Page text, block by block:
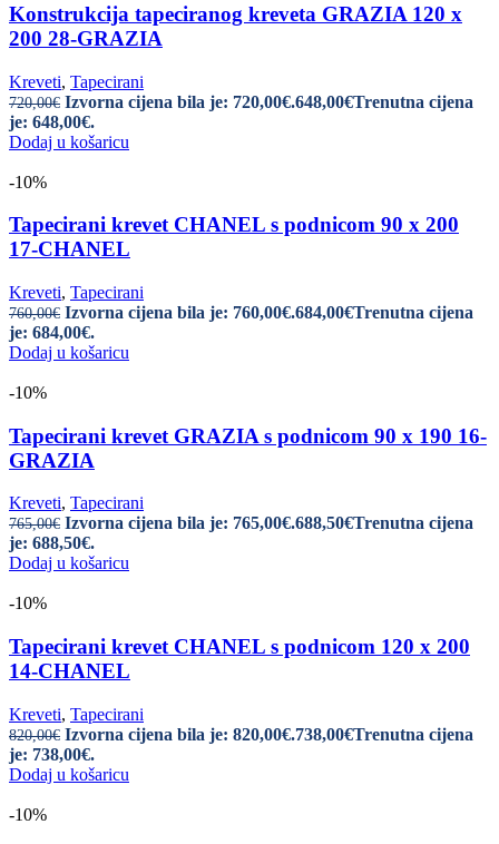
Konstrukcija tapeciranog kreveta GRAZIA 120 x
200 28-GRAZIA
Kreveti, Tapecirani
720,00€ Izvorna cijena bila je: 720,00€.648,00€Trenutna cijena
je: 648,00€.
Dodaj u košaricu
-10%
Tapecirani krevet CHANEL s podnicom 90 x 200
17-CHANEL
Kreveti, Tapecirani
760,00€ Izvorna cijena bila je: 760,00€.684,00€Trenutna cijena
je: 684,00€.
Dodaj u košaricu
-10%
Tapecirani krevet GRAZIA s podnicom 90 x 190 16-
GRAZIA
Kreveti, Tapecirani
765,00€ Izvorna cijena bila je: 765,00€.688,50€Trenutna cijena
je: 688,50€.
Dodaj u košaricu
-10%
Tapecirani krevet CHANEL s podnicom 120 x 200
14-CHANEL
Kreveti, Tapecirani
820,00€ Izvorna cijena bila je: 820,00€.738,00€Trenutna cijena
je: 738,00€.
Dodaj u košaricu
-10%